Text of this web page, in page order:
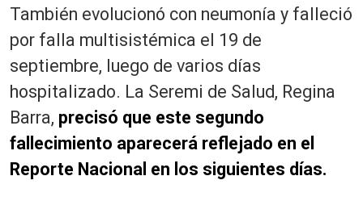
También evolucionó con neumonía y falleció
por falla multisistémica el 19 de
septiembre, luego de varios días
hospitalizado. La Seremi de Salud, Regina
Barra, precisó que este segundo
fallecimiento aparecerá reflejado en el
Reporte Nacional en los siguientes días.